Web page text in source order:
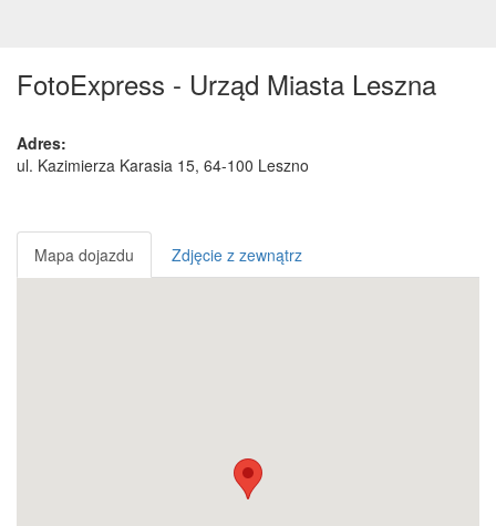
FotoExpress - Urząd Miasta Leszna
Adres:
ul. Kazimierza Karasia 15, 64-100 Leszno
Mapa dojazdu Zdjęcie z zewnątrz